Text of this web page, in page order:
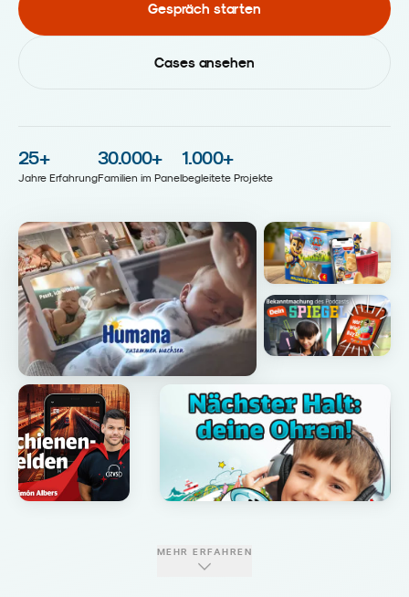
Gespräch starten
Cases ansehen
25+
Jahre Erfahrung
30.000+
Familien im Panel
1.000+
begleitete Projekte
MEHR ERFAHREN